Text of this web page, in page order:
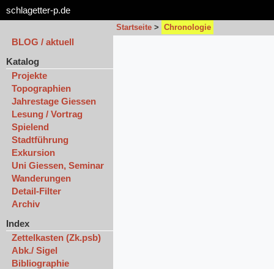
schlagetter-p.de
Startseite > Chronologie
BLOG / aktuell
Katalog
Projekte
Topographien
Jahrestage Giessen
Lesung / Vortrag
Spielend
Stadtführung
Exkursion
Uni Giessen, Seminar
Wanderungen
Detail-Filter
Archiv
Index
Zettelkasten (Zk.psb)
Abk./ Sigel
Bibliographie